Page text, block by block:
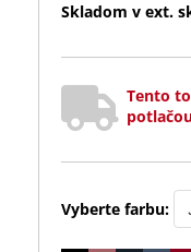
Skladom v ext.
Tento
Vyberte farbu: